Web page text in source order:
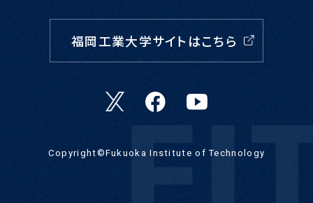
福岡工業大学サイトはこちら
Copyright©︎Fukuoka Institute of Technology